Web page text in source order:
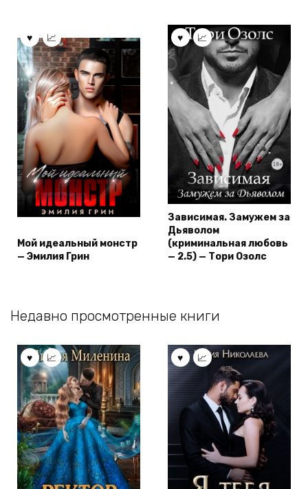
Мой идеальный монстр
— Эмилия Грин
Зависимая. Замужем за
Дьяволом
(криминальная любовь
— 2.5) — Тори Озолс
Недавно просмотренные книги